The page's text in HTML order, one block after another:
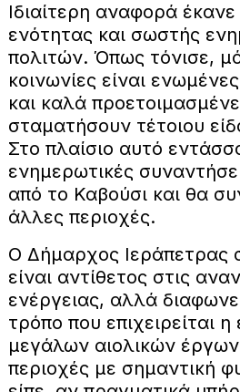
Ιδιαίτερη αναφορά
ενότητας και σωστής
πολιτών. Όπως τόνισε,
κοινωνίες είναι
και καλά
σταματήσουν τέτοιου
Στο πλαίσιο αυτό
ενημερωτικές
από το Καβούσι και θα
άλλες περιοχές.
Ο Δήμαρχος Ιεράπετρας
είναι αντίθετος στις
ενέργειας, αλλά
τρόπο που επιχειρείται
μεγάλων αιολικών
περιοχές με σημαντική